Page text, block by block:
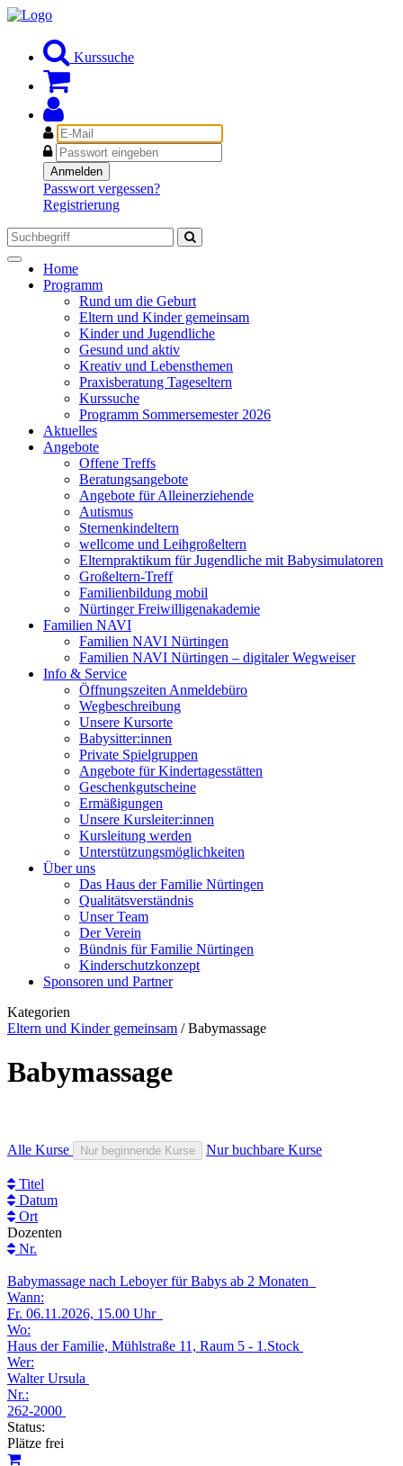
Kurssuche
E-
Mail
Passwort
Anmelden
Passwort vergessen?
Registrierung
Toggle
navigation
Home
Programm
Rund um die Geburt
Eltern und Kinder gemeinsam
Kinder und Jugendliche
Gesund und aktiv
Kreativ und Lebensthemen
Praxisberatung Tageseltern
Kurssuche
Programm Sommersemester 2026
Aktuelles
Angebote
Offene Treffs
Beratungsangebote
Angebote für Alleinerziehende
Autismus
Sternenkindeltern
wellcome und Leihgroßeltern
Elternpraktikum für Jugendliche mit Babysimulatoren
Großeltern-Treff
Familienbildung mobil
Nürtinger Freiwilligenakademie
Familien NAVI
Familien NAVI Nürtingen
Familien NAVI Nürtingen – digitaler Wegweiser
Info & Service
Öffnungszeiten Anmeldebüro
Wegbeschreibung
Unsere Kursorte
Babysitter:innen
Private Spielgruppen
Angebote für Kindertagesstätten
Geschenkgutscheine
Ermäßigungen
Unsere Kursleiter:innen
Kursleitung werden
Unterstützungsmöglichkeiten
Über uns
Das Haus der Familie Nürtingen
Qualitätsverständnis
Unser Team
Der Verein
Bündnis für Familie Nürtingen
Kinderschutzkonzept
Sponsoren und Partner
Kategorien
Eltern und Kinder gemeinsam /Babymassage
Babymassage
Alle Kurse Nur beginnende Kurse Nur buchbare Kurse
Titel
Datum
Ort
Dozenten
Nr.
Babymassage nach Leboyer für Babys ab 2 Monaten
Wann:
Fr. 06.11.2026, 15.00 Uhr
Wo:
Haus der Familie, Mühlstraße 11, Raum 5 - 1.Stock
Wer:
Walter Ursula
Nr.:
262-2000
Status:
Plätze frei